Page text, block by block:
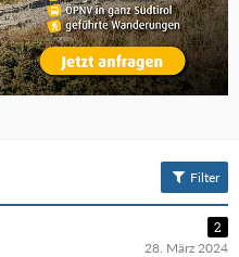
Filter
2
28. März 2024